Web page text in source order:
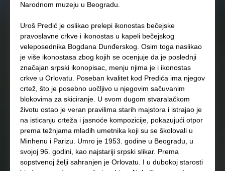
Narodnom muzeju u Beogradu.
Uroš Predić je oslikao prelepi ikonostas bečejske
pravoslavne crkve i ikonostas u kapeli bečejskog
veleposednika Bogdana Dunđerskog. Osim toga naslikao
je više ikonostasa zbog kojih se ocenjuje da je poslednji
značajan srpski ikonopisac, menju njima je i ikonostas
crkve u Orlovatu. Poseban kvalitet kod Predića ima njegov
crtež, što je posebno uočljivo u njegovim sačuvanim
blokovima za skiciranje. U svom dugom stvaralačkom
životu ostao je veran pravilima starih majstora i istrajao je
na isticanju crteža i jasnoće kompozicije, pokazujući otpor
prema težnjama mladih umetnika koji su se školovali u
Minhenu i Parizu. Umro je 1953. godine u Beogradu, u
svojoj 96. godini, kao najstariji srpski slikar. Prema
sopstvenoj želji sahranjen je Orlovatu. I u dubokoj starosti